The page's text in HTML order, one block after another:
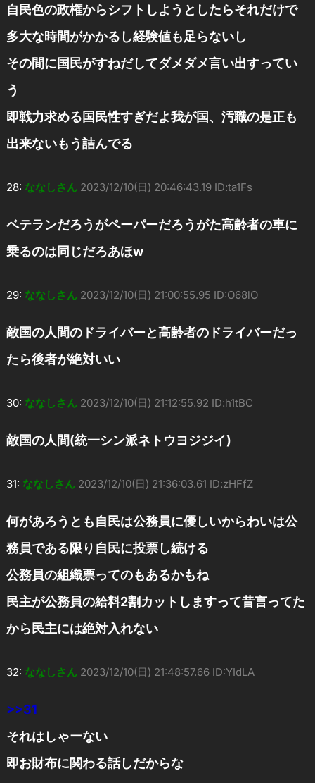
自民色の政権からシフトしようとしたらそれだけで
多大な時間がかかるし経験値も足らないし
その間に国民がすねだしてダメダメ言い出すってい
う
即戦力求める国民性すぎだよ我が国、汚職の是正も
出来ないもう詰んでる
28: ななしさん 2023/12/10(日) 20:46:43.19 ID:ta1Fs
ベテランだろうがペーパーだろうがた高齢者の車に
乗るのは同じだろあほw
29: ななしさん 2023/12/10(日) 21:00:55.95 ID:O68lO
敵国の人間のドライバーと高齢者のドライバーだっ
たら後者が絶対いい
30: ななしさん 2023/12/10(日) 21:12:55.92 ID:h1tBC
敵国の人間(統一シン派ネトウヨジジイ)
31: ななしさん 2023/12/10(日) 21:36:03.61 ID:zHFfZ
何があろうとも自民は公務員に優しいからわいは公
務員である限り自民に投票し続ける
公務員の組織票ってのもあるかもね
民主が公務員の給料2割カットしますって昔言ってた
から民主には絶対入れない
32: ななしさん 2023/12/10(日) 21:48:57.66 ID:YIdLA
>>31
それはしゃーない
即お財布に関わる話しだからな